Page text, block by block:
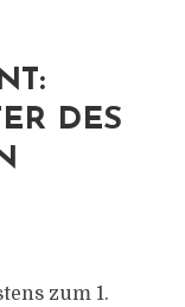
DES
zum 1.